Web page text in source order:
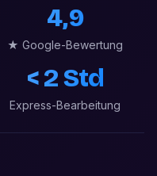
4,9
★ Google-Bewertung
< 2 Std
Express-Bearbeitung